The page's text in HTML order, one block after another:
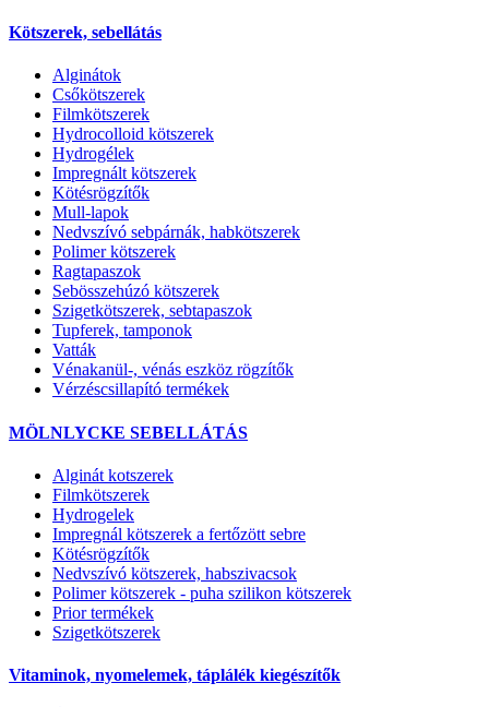
Kötszerek, sebellátás
Alginátok
Csőkötszerek
Filmkötszerek
Hydrocolloid kötszerek
Hydrogélek
Impregnált kötszerek
Kötésrögzítők
Mull-lapok
Nedvszívó sebpárnák, habkötszerek
Polimer kötszerek
Ragtapaszok
Sebösszehúzó kötszerek
Szigetkötszerek, sebtapaszok
Tupferek, tamponok
Vatták
Vénakanül-, vénás eszköz rögzítők
Vérzéscsillapító termékek
MÖLNLYCKE SEBELLÁTÁS
Alginát kotszerek
Filmkötszerek
Hydrogelek
Impregnál kötszerek a fertőzött sebre
Kötésrögzítők
Nedvszívó kötszerek, habszivacsok
Polimer kötszerek - puha szilikon kötszerek
Prior termékek
Szigetkötszerek
Vitaminok, nyomelemek, táplálék kiegészítők